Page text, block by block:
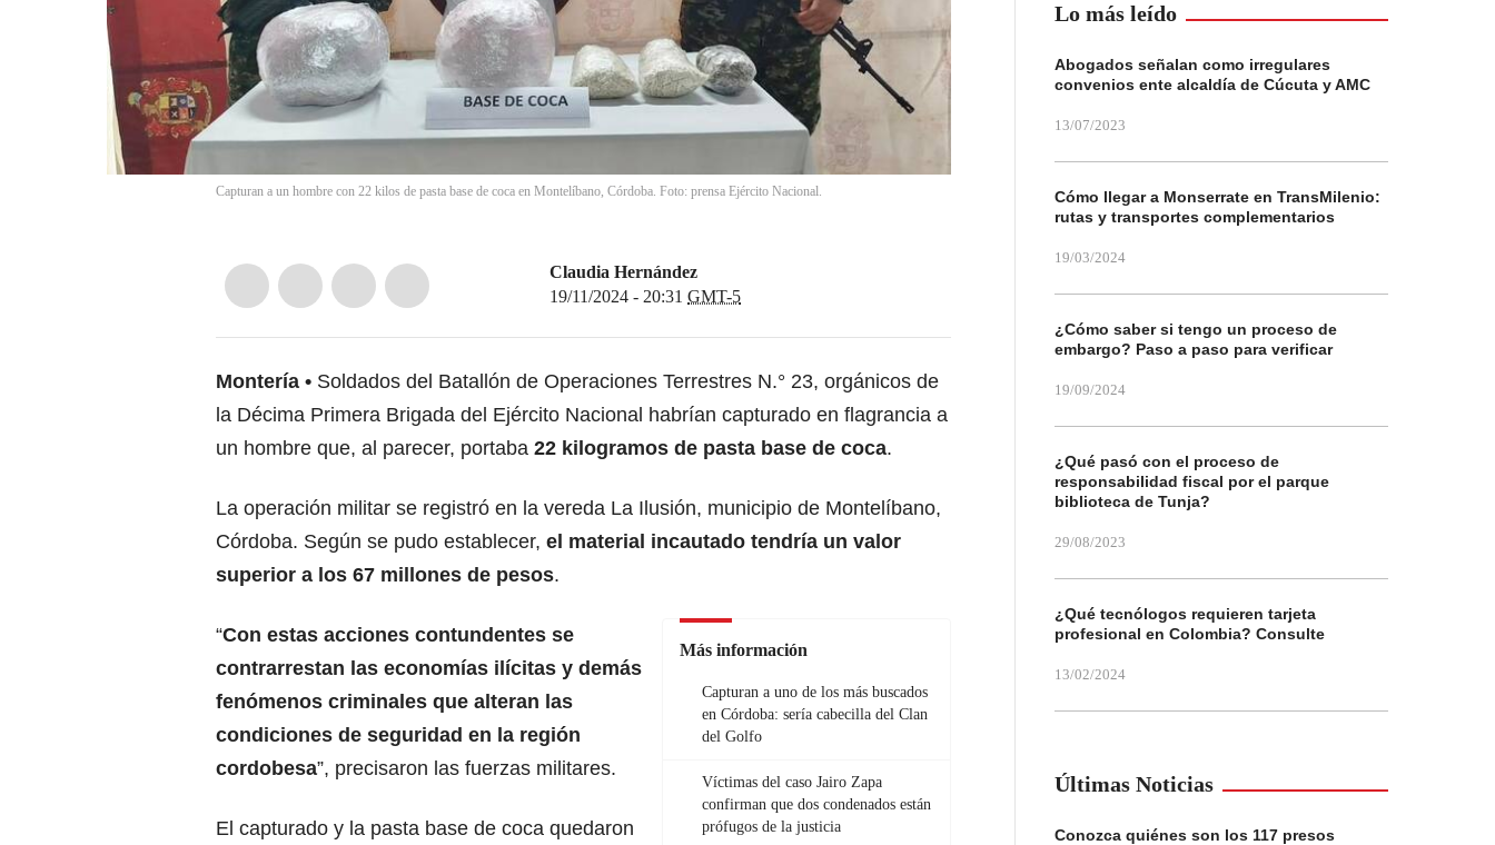
Capturan a un hombre con 22 kilos de pasta base de coca en Montelíbano, Córdoba. Foto: prensa Ejército Nacional.
Claudia Hernández
19/11/2024 - 20:31 GMT-5
Montería
Soldados del Batallón de Operaciones Terrestres N.° 23, orgánicos de
la Décima Primera Brigada del Ejército Nacional habrían capturado en flagrancia a
un hombre que, al parecer, portaba 22 kilogramos de pasta base de coca.
La operación militar se registró en la vereda La Ilusión, municipio de Montelíbano,
Córdoba. Según se pudo establecer, el material incautado tendría un valor
superior a los 67 millones de pesos.
Más información
Capturan a uno de los más buscados
en Córdoba: sería cabecilla del Clan
del Golfo
Víctimas del caso Jairo Zapa
confirman que dos condenados están
prófugos de la justicia
“Con estas acciones contundentes se
contrarrestan las economías ilícitas y demás
fenómenos criminales que alteran las
condiciones de seguridad en la región
cordobesa”, precisaron las fuerzas militares.
El capturado y la pasta base de coca quedaron
Lo más leído
Abogados señalan como irregulares
convenios ente alcaldía de Cúcuta y AMC
13/07/2023
Cómo llegar a Monserrate en TransMilenio:
rutas y transportes complementarios
19/03/2024
¿Cómo saber si tengo un proceso de
embargo? Paso a paso para verificar
19/09/2024
¿Qué pasó con el proceso de
responsabilidad fiscal por el parque
biblioteca de Tunja?
29/08/2023
¿Qué tecnólogos requieren tarjeta
profesional en Colombia? Consulte
13/02/2024
Últimas Noticias
Conozca quiénes son los 117 presos